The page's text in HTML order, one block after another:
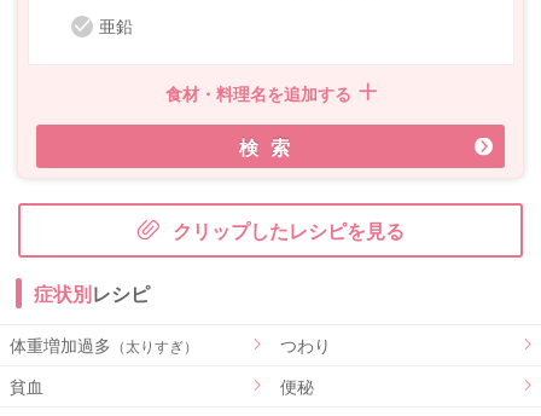
亜鉛
食材・料理名を追加する
検索
クリップしたレシピを見る
症状別レシピ
体重増加過多 （太りすぎ）
つわり
貧血
便秘